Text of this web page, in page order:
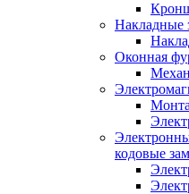
Накладные
Оконная
кодовые